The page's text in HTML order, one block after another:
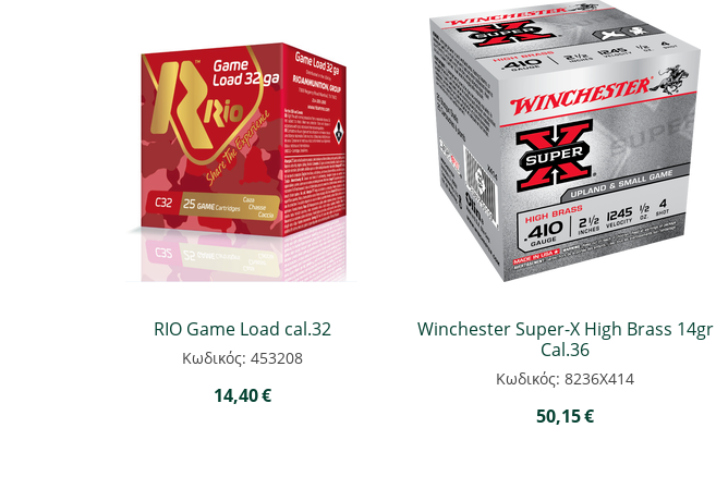
RIO Game Load cal.32
Κωδικός: 453208
14,40€
Winchester Super-X High Brass 14gr
Cal.36
Κωδικός: 8236Χ414
50,15€